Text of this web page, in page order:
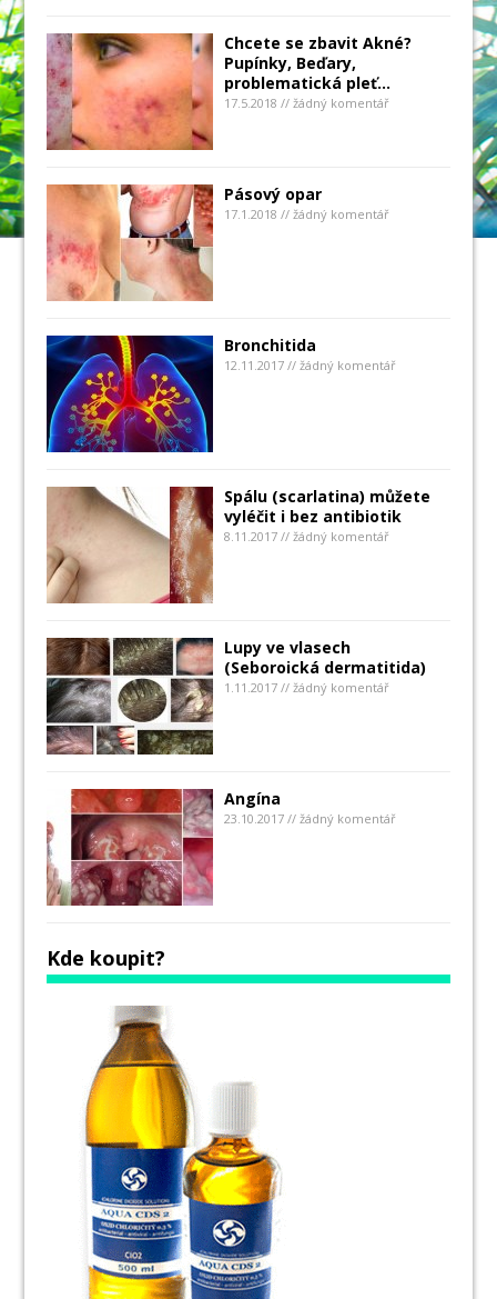
Chcete se zbavit Akné?
Pupínky, Beďary,
problematická pleť…
17.5.2018 // žádný komentář
Pásový opar
17.1.2018 // žádný komentář
Bronchitida
12.11.2017 // žádný komentář
Spálu (scarlatina) můžete
vyléčit i bez antibiotik
8.11.2017 // žádný komentář
Lupy ve vlasech
(Seboroická dermatitida)
1.11.2017 // žádný komentář
Angína
23.10.2017 // žádný komentář
Kde koupit?